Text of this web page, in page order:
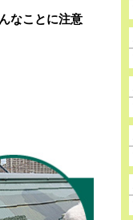
なことに注意